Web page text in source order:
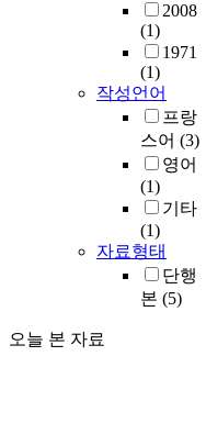
2008
(1)
1971
(1)
작성언어
프랑
스어 (3)
영어
(1)
기타
(1)
자료형태
단행
본 (5)
오늘 본 자료